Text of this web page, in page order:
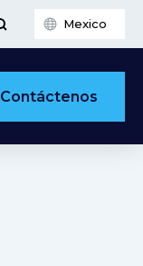
Mexico
Contáctenos